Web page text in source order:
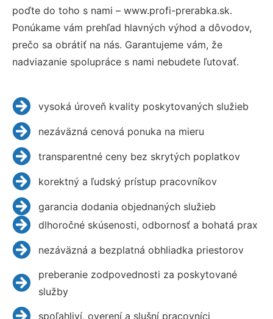
poďte do toho s nami – www.profi-prerabka.sk.
Ponúkame vám prehľad hlavných výhod a dôvodov,
prečo sa obrátiť na nás. Garantujeme vám, že
nadviazanie spolupráce s nami nebudete ľutovať.
vysoká úroveň kvality poskytovaných služieb
nezáväzná cenová ponuka na mieru
transparentné ceny bez skrytých poplatkov
korektný a ľudský prístup pracovníkov
garancia dodania objednaných služieb
dlhoročné skúsenosti, odbornosť a bohatá prax
nezáväzná a bezplatná obhliadka priestorov
preberanie zodpovednosti za poskytované
služby
spoľahliví, overení a slušní pracovníci